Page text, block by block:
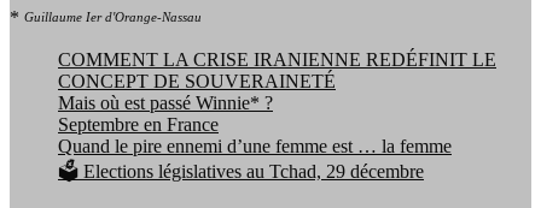
* Guillaume Ier d'Orange-Nassau
COMMENT LA CRISE IRANIENNE REDÉFINIT LE
CONCEPT DE SOUVERAINETÉ
Mais où est passé Winnie* ?
Septembre en France
Quand le pire ennemi d’une femme est … la femme
🗳️ Elections législatives au Tchad, 29 décembre